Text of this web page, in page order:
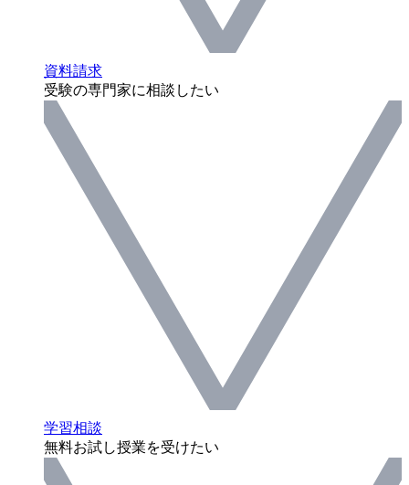
資料請求
受験の専門家に相談したい
学習相談
無料お試し授業を受けたい